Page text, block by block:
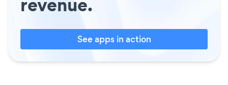
See apps in action